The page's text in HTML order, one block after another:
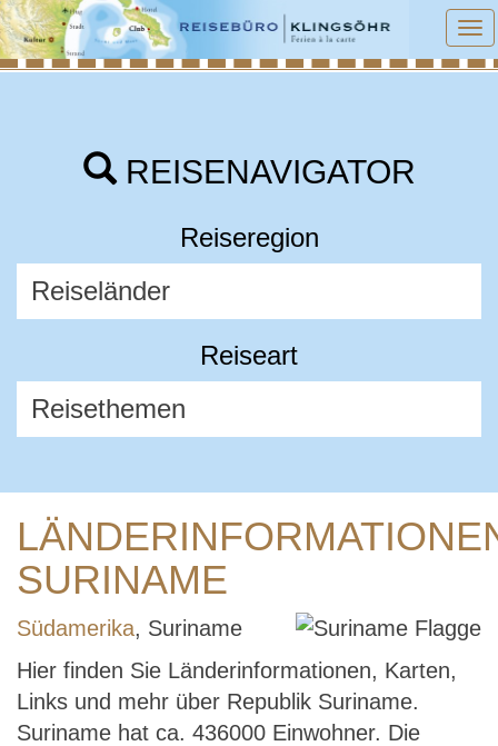
REISENAVIGATOR
Reiseregion
Reiseart
SURINAME
Südamerika, Suriname
Hier finden Sie Länderinformationen, Karten,
Links und mehr über Republik Suriname.
Suriname hat ca. 436000 Einwohner. Die